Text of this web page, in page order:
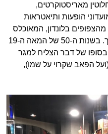
לחלוטין מאריסטוקרטים,
הופעות ותיאטראות
בלונדון, המאוכלס
בעיקר ע״י אוכלוסייה ממעמד נמוך. בשנות ה-50 של המאה ה-19
של דבר הצליח למגר
הפאב שקרוי על שמו),